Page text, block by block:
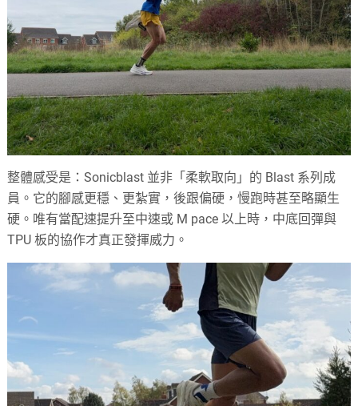
整體感受是：Sonicblast 並非「柔軟取向」的 Blast 系列成
員。它的腳感更穩、更紮實，後跟偏硬，慢跑時甚至略顯生
硬。唯有當配速提升至中速或 M pace 以上時，中底回彈與
TPU 板的協作才真正發揮威力。